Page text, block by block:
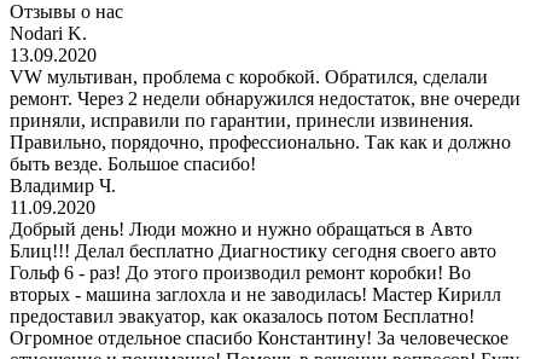
Отзывы о нас
Nodari K.
13.09.2020
VW мультиван, проблема с коробкой. Обратился, сделали
ремонт. Через 2 недели обнаружился недостаток, вне очереди
приняли, исправили по гарантии, принесли извинения.
Правильно, порядочно, профессионально. Так как и должно
быть везде. Большое спасибо!
Владимир Ч.
11.09.2020
Добрый день! Люди можно и нужно обращаться в Авто
Блиц!!! Делал бесплатно Диагностику сегодня своего авто
Гольф 6 - раз! До этого производил ремонт коробки! Во
вторых - машина заглохла и не заводилась! Мастер Кирилл
предоставил эвакуатор, как оказалось потом Бесплатно!
Огромное отдельное спасибо Константину! За человеческое